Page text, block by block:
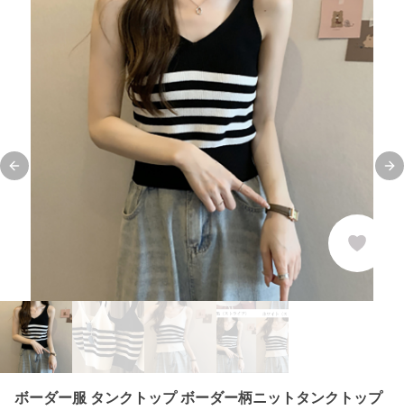
Previous slide
ボーダー服 タンクトップ ボーダー柄ニットタンクトップ